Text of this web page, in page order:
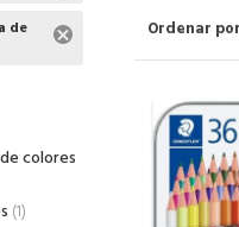
Ordenar
de
colores
(1)